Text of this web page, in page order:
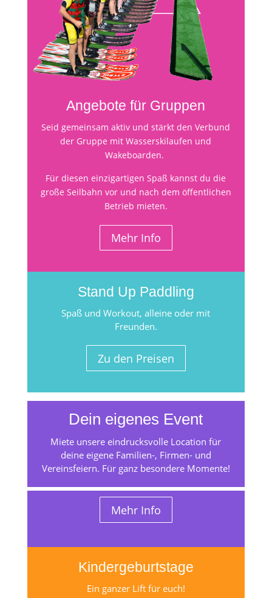
Angebote für Gruppen
Seid gemeinsam aktiv und stärkt den Verbund
der Gruppe mit Wasserskilaufen und
Wakeboarden.
Für diesen einzigartigen Spaß kannst du die
große Seilbahn vor und nach dem öffentlichen
Betrieb mieten.
Mehr Info
Stand Up Paddling
Spaß und Workout, alleine oder mit
Freunden.
Zu den Preisen
Dein eigenes Event
Miete unsere eindrucksvolle Location für
deine eigene Familien-, Firmen- und
Vereinsfeiern. Für ganz besondere Momente!
Mehr Info
Kindergeburtstage
Ein ganzer Lift für euch!